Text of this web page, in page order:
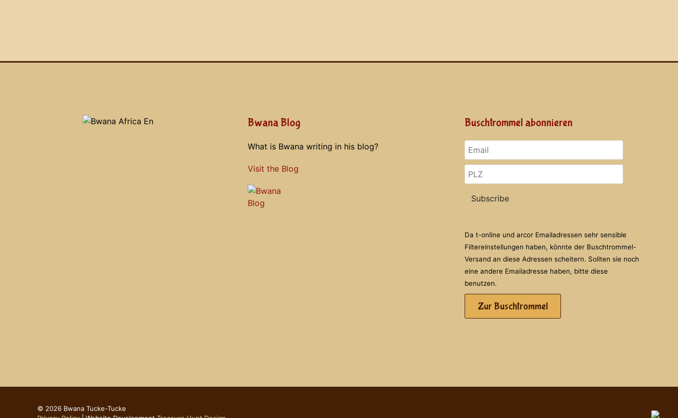
Bwana Blog
What is Bwana writing in his blog?
Visit the Blog
Buschtrommel abonnieren
Subscribe
Da t-online und arcor Emailadressen sehr sensible
Filtereinstellungen haben, könnte der Buschtrommel-
Versand an diese Adressen scheitern. Sollten sie noch
eine andere Emailadresse haben, bitte diese
benutzen.
Zur Buschtrommel
© 2026 Bwana Tucke-Tucke